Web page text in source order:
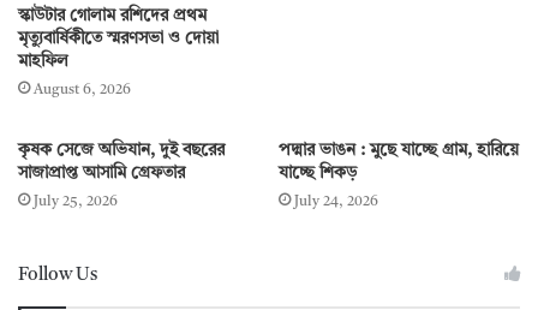
স্কাউটার গোলাম রশিদের প্রথম
মৃত্যুবার্ষিকীতে স্মরণসভা ও দোয়া
মাহফিল
August 6, 2026
কৃষক সেজে অভিযান, দুই বছরের
সাজাপ্রাপ্ত আসামি গ্রেফতার
July 25, 2026
পদ্মার ভাঙন : মুছে যাচ্ছে গ্রাম, হারিয়ে
যাচ্ছে শিকড়
July 24, 2026
Follow Us